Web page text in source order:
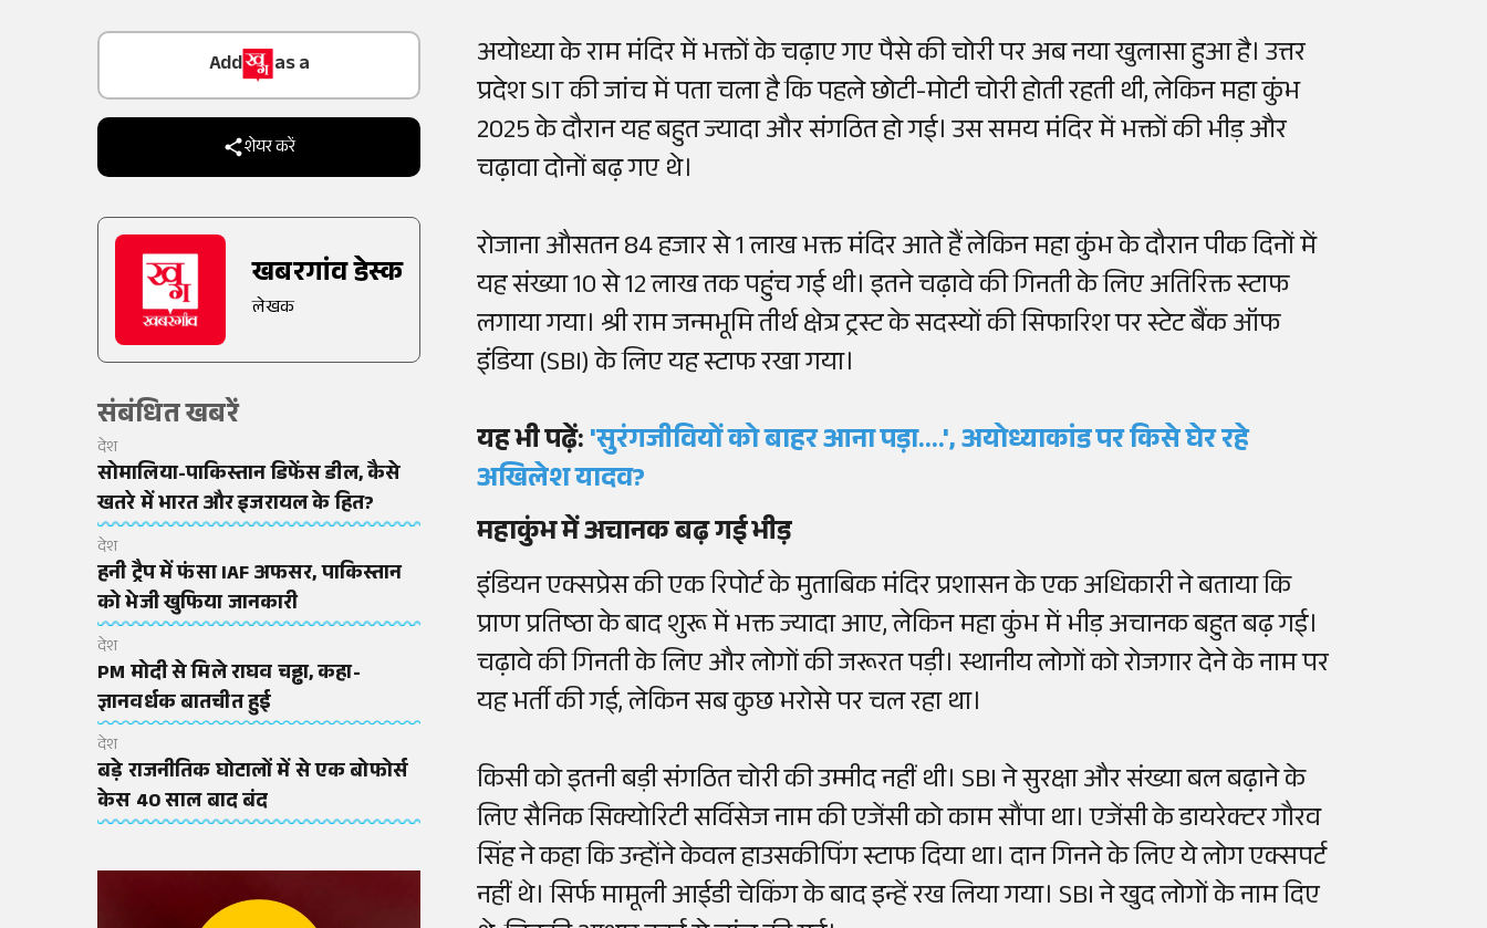
Trusted Source on
शेयर करें
खबरगांव डेस्क
लेखक
संबंधित खबरें
देश
सोमालिया-पाकिस्तान डिफेंस डील, कैसे
खतरे में भारत और इजरायल के हित?
देश
हनी ट्रैप में फंसा IAF अफसर, पाकिस्तान
को भेजी खुफिया जानकारी
देश
PM मोदी से मिले राघव चड्ढा, कहा-
ज्ञानवर्धक बातचीत हुई
देश
बड़े राजनीतिक घोटालों में से एक बोफोर्स
केस 40 साल बाद बंद
अयोध्या के राम मंदिर में भक्तों के चढ़ाए गए पैसे की चोरी पर अब नया खुलासा हुआ है। उत्तर
प्रदेश SIT की जांच में पता चला है कि पहले छोटी-मोटी चोरी होती रहती थी, लेकिन महा कुंभ
2025 के दौरान यह बहुत ज्यादा और संगठित हो गई। उस समय मंदिर में भक्तों की भीड़ और
चढ़ावा दोनों बढ़ गए थे।
रोजाना औसतन 84 हजार से 1 लाख भक्त मंदिर आते हैं लेकिन महा कुंभ के दौरान पीक दिनों में
यह संख्या 10 से 12 लाख तक पहुंच गई थी। इतने चढ़ावे की गिनती के लिए अतिरिक्त स्टाफ
लगाया गया। श्री राम जन्मभूमि तीर्थ क्षेत्र ट्रस्ट के सदस्यों की सिफारिश पर स्टेट बैंक ऑफ
इंडिया (SBI) के लिए यह स्टाफ रखा गया।
यह भी पढ़ें:'सुरंगजीवियों को बाहर आना पड़ा....', अयोध्याकांड पर किसे घेर रहे
अखिलेश यादव?
महाकुंभ में अचानक बढ़ गई भीड़
इंडियन एक्सप्रेस की एक रिपोर्ट के मुताबिक मंदिर प्रशासन के एक अधिकारी ने बताया कि
प्राण प्रतिष्ठा के बाद शुरू में भक्त ज्यादा आए, लेकिन महा कुंभ में भीड़ अचानक बहुत बढ़ गई।
चढ़ावे की गिनती के लिए और लोगों की जरूरत पड़ी। स्थानीय लोगों को रोजगार देने के नाम पर
यह भर्ती की गई, लेकिन सब कुछ भरोसे पर चल रहा था।
किसी को इतनी बड़ी संगठित चोरी की उम्मीद नहीं थी। SBI ने सुरक्षा और संख्या बल बढ़ाने के
लिए सैनिक सिक्योरिटी सर्विसेज नाम की एजेंसी को काम सौंपा था। एजेंसी के डायरेक्टर गौरव
सिंह ने कहा कि उन्होंने केवल हाउसकीपिंग स्टाफ दिया था। दान गिनने के लिए ये लोग एक्सपर्ट
नहीं थे। सिर्फ मामूली आईडी चेकिंग के बाद इन्हें रख लिया गया। SBI ने खुद लोगों के नाम दिए